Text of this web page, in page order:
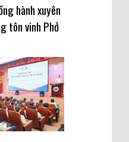
hành xuyên
tôn vinh Phở